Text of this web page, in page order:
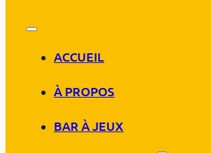
ACCUEIL
À PROPOS
BAR À JEUX